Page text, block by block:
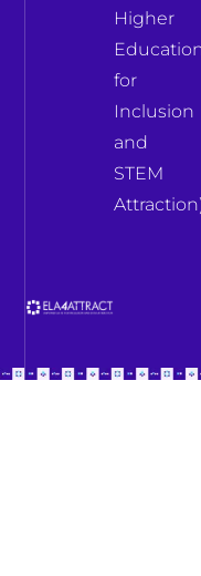
Higher
for
Inclusion
and
STEM